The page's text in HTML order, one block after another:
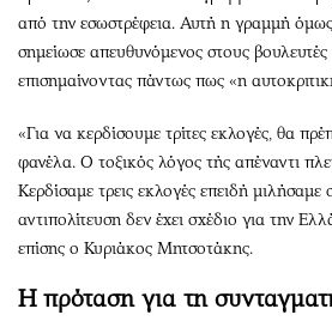
από την εσωστρέφεια. Αυτή η γραμμή όμως
σημείωσε απευθυνόμενος στους
επισημαίνοντας πάντως πως «η
«Για να κερδίσουμε τρίτες εκλογές, θα
φανέλα. Ο τοξικός λόγος τής απέναντι
Κερδίσαμε τρεις εκλογές επειδή μιλήσαμε
αντιπολίτευση δεν έχει σχέδιο για την
επίσης ο Κυριάκος Μητσοτάκης.
Η πρόταση για τη